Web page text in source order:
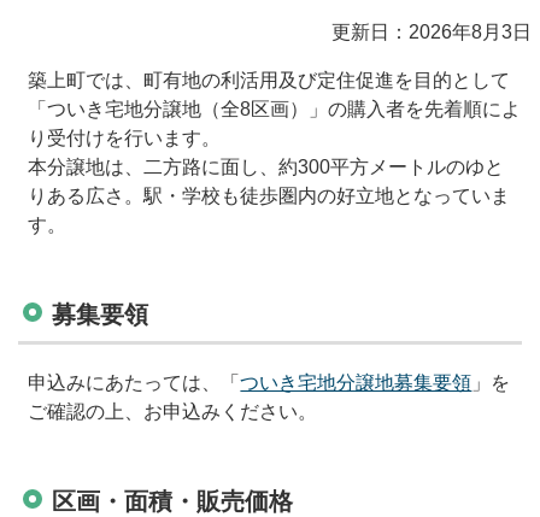
更新日：2026年8月3日
築上町では、町有地の利活用及び定住促進を目的として
「ついき宅地分譲地（全8区画）」の購入者を先着順によ
り受付けを行います。
本分譲地は、二方路に面し、約300平方メートルのゆと
りある広さ。駅・学校も徒歩圏内の好立地となっていま
す。
募集要領
申込みにあたっては、「ついき宅地分譲地募集要領 」を
ご確認の上、お申込みください。
区画・面積・販売価格